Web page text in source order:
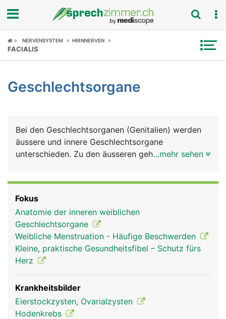
Fokus
Symptome
News
Rubriken
NERVENSYSTEM HIRNNERVEN
FACIALIS
Geschlechtsorgane
Bei den Geschlechtsorganen (Genitalien) werden
äussere und innere Geschlechtsorgane
unterschieden. Zu den äusseren gehören Penis und
den inneren Geschlechtsorganen zählen beim
Mann die Hoden, Nebenhoden, Samenblasen,
Samenleiter und Prostata und bei der Frau die
Scheide (Vagina), Gebärmutter, Eileiter und
Eierstöcke. Auch die weiblichen Brüste zählen zu
den Geschlechtsorganen. Die Geschlechtsorgane
dienen vor allem zur Fortpflanzung und
Hormonproduktion sowie zur Befriedigung der
sexuellen Lust. Beim Mann dient der Penis auch
zur Ausscheidung von Urin.
...mehr sehen
Fokus
Anatomie der inneren weiblichen
Geschlechtsorgane
Weibliche Menstruation - Häufige Beschwerden
Kleine, praktische Gesundheitsfibel – Schutz fürs
Herz
Krankheitsbilder
Eierstockzysten, Ovarialzysten
Hodenkrebs